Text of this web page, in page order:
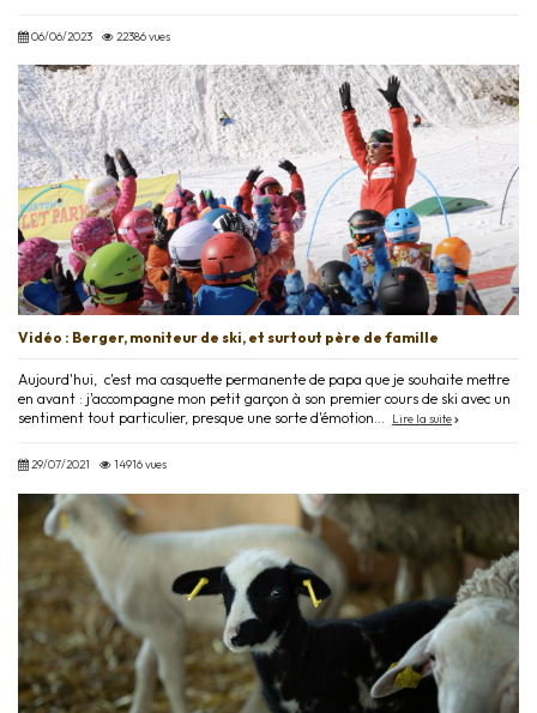
06/06/2023 22386 vues
Vidéo : Berger, moniteur de ski, et surtout père de famille
Aujourd'hui, c'est ma casquette permanente de papa que je souhaite mettre
en avant : j'accompagne mon petit garçon à son premier cours de ski avec un
sentiment tout particulier, presque une sorte d'émotion...
Lire la suite
29/07/2021 14916 vues